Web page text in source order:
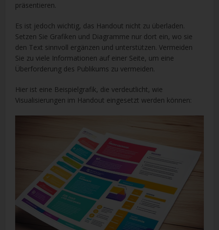
präsentieren.
Es ist jedoch wichtig, das Handout nicht zu überladen.
Setzen Sie Grafiken und Diagramme nur dort ein, wo sie
den Text sinnvoll ergänzen und unterstützen. Vermeiden
Sie zu viele Informationen auf einer Seite, um eine
Überforderung des Publikums zu vermeiden.
Hier ist eine Beispielgrafik, die verdeutlicht, wie
Visualisierungen im Handout eingesetzt werden können: